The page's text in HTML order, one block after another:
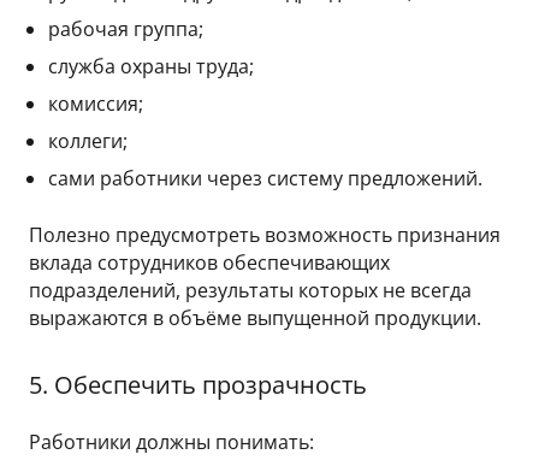
рабочая группа;
служба охраны труда;
комиссия;
коллеги;
сами работники через систему предложений.
Полезно предусмотреть возможность признания
вклада сотрудников обеспечивающих
подразделений, результаты которых не всегда
выражаются в объёме выпущенной продукции.
5. Обеспечить прозрачность
Работники должны понимать: